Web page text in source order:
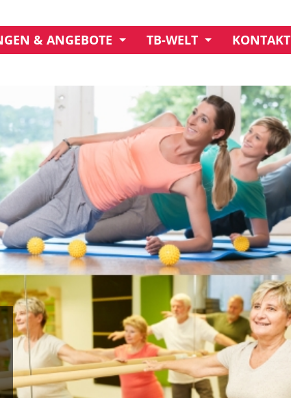
& ANGEBOTE
AKTIVE
JUGEND
TB-WELT
GESCHÄFTSSTELLE
MITGLIEDSCHAFT
IMPRESSIONEN
VORSTAND
CLUBHAUS
KONTAKT